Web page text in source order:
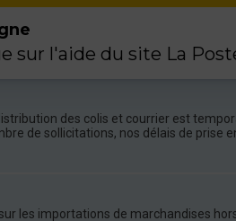
sur l'aide du site La
des colis et courrier est
de sollicitations, nos délais de
les importations de marchandises